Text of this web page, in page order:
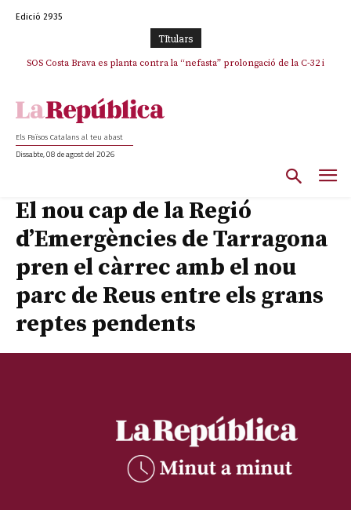
Edició 2935
TItulars
SOS Costa Brava es planta contra la “nefasta” prolongació de la C-32 i
La memòria viva de Josep Sunyol uneix l’esport i la cultura en un emotiu
Els Països Catalans al teu abast
Dissabte, 08 de agost del 2026
El nou cap de la Regió
d’Emergències de Tarragona
pren el càrrec amb el nou
parc de Reus entre els grans
reptes pendents